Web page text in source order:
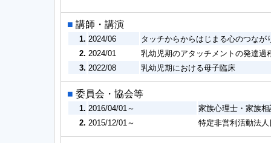
■ 講師・講演
1. 2024/06
タッチからからはじまる心のつな
2. 2024/01
乳幼児期のアタッチメントの発達過
3. 2022/08 乳幼児期における母子臨床
■ 委員会・協会等
1. 2016/04/01～
家族心理士・家族
2. 2015/12/01～ 特定非営利活動法